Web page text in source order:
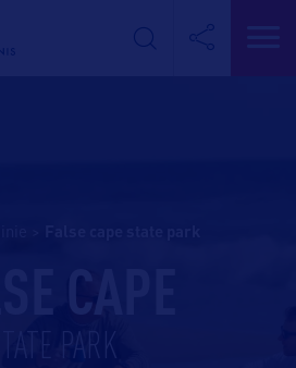
CAPE
STATE PARK